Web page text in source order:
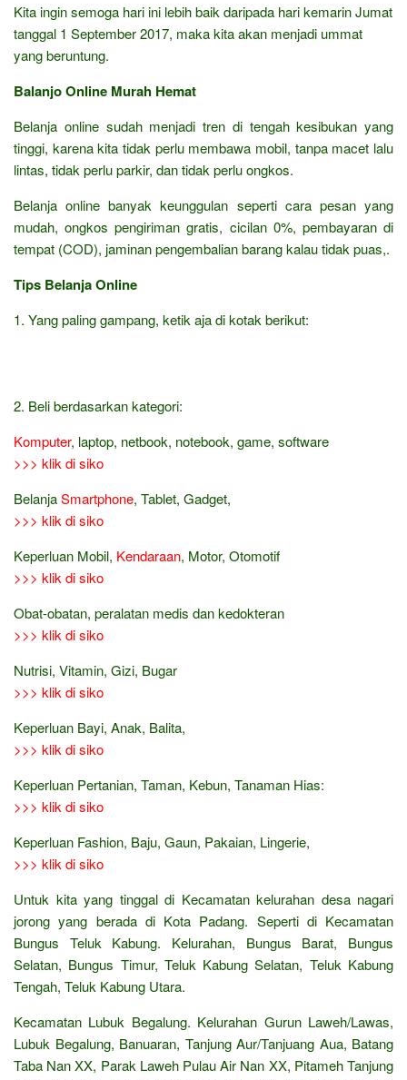
Kita ingin semoga hari ini lebih baik daripada hari kemarin Jumat
tanggal 1 September 2017, maka kita akan menjadi ummat
yang beruntung.
Balanjo Online Murah Hemat
Belanja online sudah menjadi tren di tengah kesibukan yang
tinggi, karena kita tidak perlu membawa mobil, tanpa macet lalu
lintas, tidak perlu parkir, dan tidak perlu ongkos.
Belanja online banyak keunggulan seperti cara pesan yang
mudah, ongkos pengiriman gratis, cicilan 0%, pembayaran di
tempat (COD), jaminan pengembalian barang kalau tidak puas,.
Tips Belanja Online
1. Yang paling gampang, ketik aja di kotak berikut:
2. Beli berdasarkan kategori:
Komputer, laptop, netbook, notebook, game, software
>>> klik di siko
BelanjaSmartphone, Tablet, Gadget,
>>> klik di siko
Keperluan Mobil, Kendaraan, Motor, Otomotif
>>> klik di siko
Obat-obatan, peralatan medis dan kedokteran
>>> klik di siko
Nutrisi, Vitamin, Gizi, Bugar
>>> klik di siko
Keperluan Bayi, Anak, Balita,
>>> klik di siko
Keperluan Pertanian, Taman, Kebun, Tanaman Hias:
>>> klik di siko
Keperluan Fashion, Baju, Gaun, Pakaian, Lingerie,
>>> klik di siko
Untuk kita yang tinggal di Kecamatan kelurahan desa nagari
jorong yang berada di Kota Padang. Seperti di Kecamatan
Bungus Teluk Kabung. Kelurahan, Bungus Barat, Bungus
Selatan, Bungus Timur, Teluk Kabung Selatan, Teluk Kabung
Tengah, Teluk Kabung Utara.
Kecamatan Lubuk Begalung. Kelurahan Gurun Laweh/Lawas,
Lubuk Begalung, Banuaran, Tanjung Aur/Tanjuang Aua, Batang
Taba Nan XX, Parak Laweh Pulau Air Nan XX, Pitameh Tanjung